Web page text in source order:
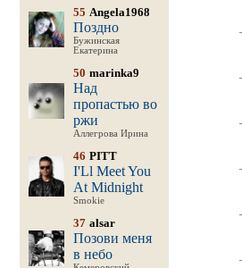
55 Angela1968
Поздно
Бужинская
Екатерина
50 marinka9
Над
пропастью во
ржи
Аллегрова Ирина
46 PITT
I'Ll Meet You
At Midnight
Smokie
37 alsar
Позови меня
в небо